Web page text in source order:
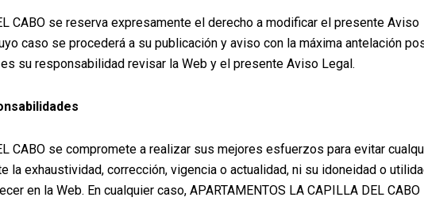
CABO se reserva expresamente el derecho a modificar el presente Aviso
caso se procederá a su publicación y aviso con la máxima antelación
su responsabilidad revisar la Web y el presente Aviso Legal.
CABO se compromete a realizar sus mejores esfuerzos para evitar
la exhaustividad, corrección, vigencia o actualidad, ni su idoneidad o
en la Web. En cualquier caso, APARTAMENTOS LA CAPILLA DEL CABO